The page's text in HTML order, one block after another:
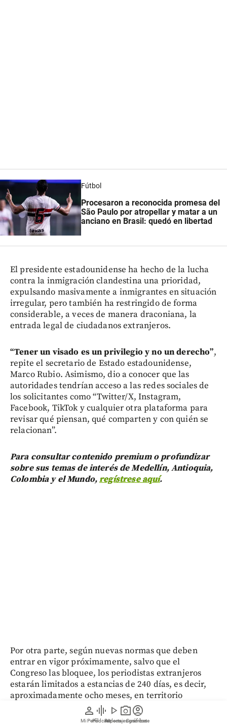
person
Mi Perfil
graphic_eq
Pódcast
play_arrow
Videos
photo_camera
Reportajes gráficos
account_circle
Suscríbete
Fútbol
Procesaron a reconocida promesa del
São Paulo por atropellar y matar a un
anciano en Brasil: quedó en libertad
El presidente estadounidense ha hecho de la lucha
contra la inmigración clandestina una prioridad,
expulsando masivamente a inmigrantes en situación
irregular, pero también ha restringido de forma
considerable, a veces de manera draconiana, la
entrada legal de ciudadanos extranjeros.
“Tener un visado es un privilegio y no un derecho”,
repite el secretario de Estado estadounidense,
Marco Rubio. Asimismo, dio a conocer que las
autoridades tendrían acceso a las redes sociales de
los solicitantes como “Twitter/X, Instagram,
Facebook, TikTok y cualquier otra plataforma para
revisar qué piensan, qué comparten y con quién se
relacionan”.
Para consultar contenido premium o profundizar
sobre sus temas de interés de Medellín, Antioquia,
Colombia y el Mundo,regístrese aquí.
Por otra parte, según nuevas normas que deben
entrar en vigor próximamente, salvo que el
Congreso las bloquee, los periodistas extranjeros
estarán limitados a estancias de 240 días, es decir,
aproximadamente ocho meses, en territorio
estadounidense, aunque podrán solicitar
renovaciones por períodos idénticos.